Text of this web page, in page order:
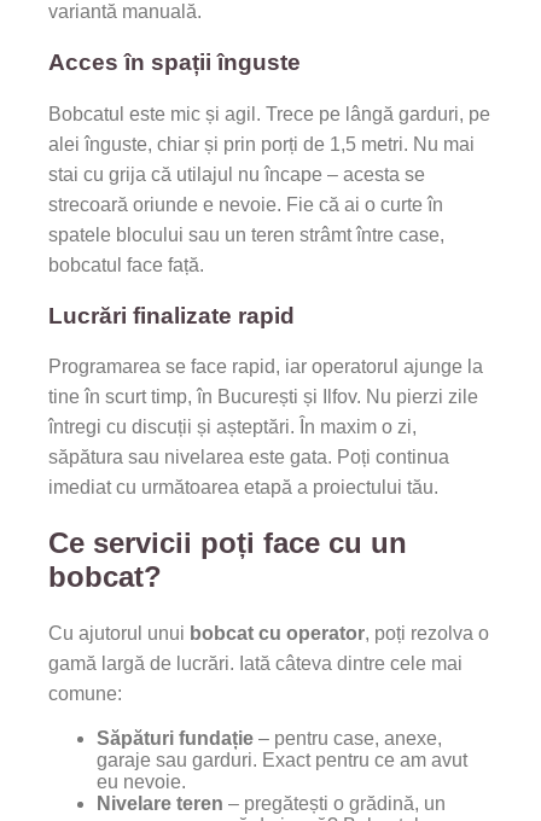
variantă manuală.
Acces în spații înguste
Bobcatul este mic și agil. Trece pe lângă garduri, pe
alei înguste, chiar și prin porți de 1,5 metri. Nu mai
stai cu grija că utilajul nu încape – acesta se
strecoară oriunde e nevoie. Fie că ai o curte în
spatele blocului sau un teren strâmt între case,
bobcatul face față.
Lucrări finalizate rapid
Programarea se face rapid, iar operatorul ajunge la
tine în scurt timp, în București și Ilfov. Nu pierzi zile
întregi cu discuții și așteptări. În maxim o zi,
săpătura sau nivelarea este gata. Poți continua
imediat cu următoarea etapă a proiectului tău.
Ce servicii poți face cu un
bobcat?
Cu ajutorul unui bobcat cu operator, poți rezolva o
gamă largă de lucrări. Iată câteva dintre cele mai
comune:
Săpături fundație – pentru case, anexe,
garaje sau garduri. Exact pentru ce am avut
eu nevoie.
Nivelare teren – pregătești o grădină, un